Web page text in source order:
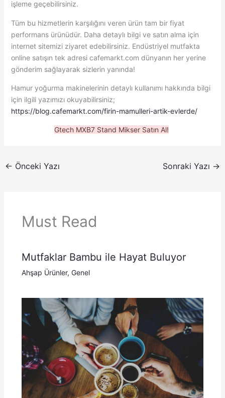
işleme geçebilirsiniz.
Tüm bu hizmetlerin karşılığını veren ürün tam bir fiyat
performans ürünüdür. Daha detaylı bilgi ve satın alma için
internet sitemizi ziyaret edebilirsiniz. Endüstriyel mutfakta
online satışın tek adresi cafemarkt.com dünyanın her yerine
gönderim sağlayarak sizlerin yanında!
Hamur yoğurma makinelerinin detaylı kullanımı hakkında bilgi
için ilgili yazımızı okuyabilirsiniz;
https://blog.cafemarkt.com/firin-mamulleri-artik-evlerde/
Gtech MXB7 Stand Mikser Satın Al!
← Önceki Yazı Sonraki Yazı →
Must Read
Mutfaklar Bambu ile Hayat Buluyor
Ahşap Ürünler, Genel